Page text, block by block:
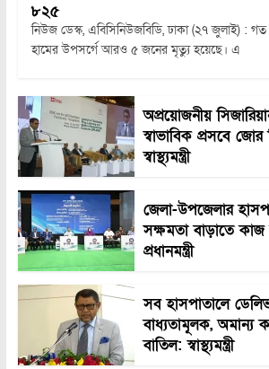
৮২৫
নিউজ ডেস্ক, এবিসিনিউজবিডি, ঢাকা (২৭ জুলাই) : গত
হামের উপসর্গে আরও ৫ জনের মৃত্যু হয়েছে। এ
অপ্রয়োজনীয়
স্বাভাবিক প্রসবে
স্বাস্থ্যমন্ত্রী
জেলা-উপজেলার
সক্ষমতা বাড়াতে
প্রধানমন্ত্রী
সব হাসপাতালে
বাধ্যতামূলক, অমান্য
বাতিল: স্বাস্থ্যমন্ত্রী